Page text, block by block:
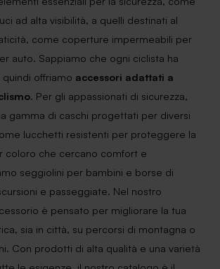
ad alta visibilità, a quelli destinati al
come coperture impermeabili per
auto. Sappiamo che ogni ciclista ha
offriamo accessori adattati a
. Per gli appassionati di sicurezza,
gamma di caschi progettati per diversi
lucchetti resistenti per proteggere la
coloro che cercano comfort e
seggiolini per bambini e borse di
e passeggiate. Nel nostro
è pensato per migliorare la tua
sia in città, su percorsi di montagna o
Con prodotti di alta qualità e una varietà